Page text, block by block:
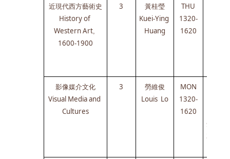
近現代西方藝術史
History of
Western Art,
1600-1900
3
黃桂瑩
Kuei-Ying
Huang
THU
1320-
1620
影像媒介文化
Visual Media and
Cultures
3
勞維俊
Louis  Lo
MON
1320-
1620
知行樓
322室